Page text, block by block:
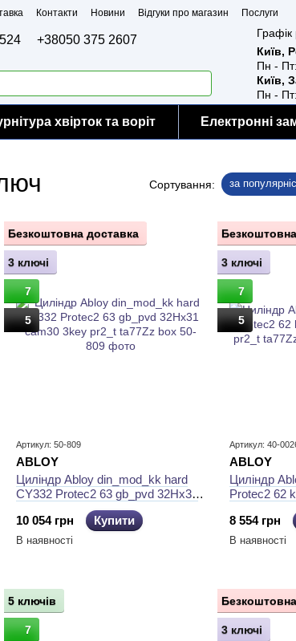
Контакти Новини Відгуки про магазин
Послуги
+38050 375 2607
Графік
Київ,
Пн -
Київ,
Пн -
хвірток та воріт Електронні
Сортування: за
Безкоштовна доставка
3 ключі
7
5
Артикул: 50-809
ABLOY
Циліндр Abloy din_mod_kk hard
CY332 Protec2 63 gb_pvd 32Hx31
cam30 3key pr2_t ta77Zz box
10 054 грн
Купити
В наявності
3 ключі
7
5
Артикул: 40-
ABLOY
Циліндр
Protec2 62
pr2_t
8 554 грн
В наявності
5 ключів
7 3 ключі